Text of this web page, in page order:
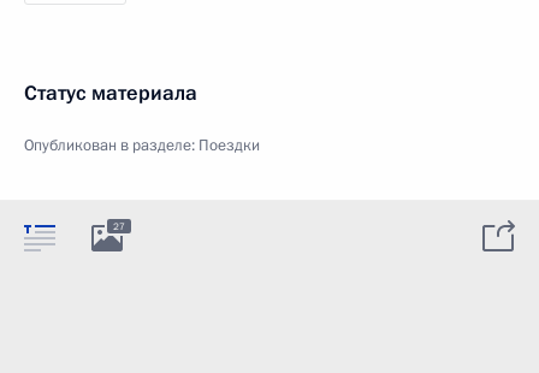
Статус материала
Опубликован в разделе: Поездки
27